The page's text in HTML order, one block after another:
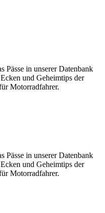
Pässe in unserer Datenbank
und Geheimtips der
Motorradfahrer.
Pässe in unserer Datenbank
und Geheimtips der
Motorradfahrer.